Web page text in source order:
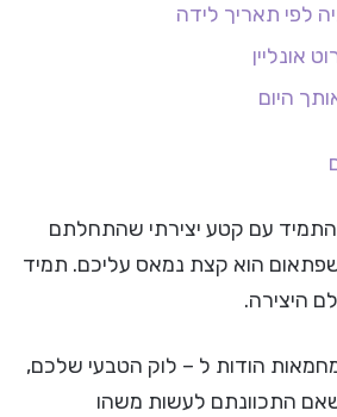
לפי תאריך לידה
אונליין
היום
עם קטע יצירתי שהתחלתם
הוא קצת נמאס עליכם. תמיד
היצירה.
הודות ל – לוק הטבעי שלכם,
התכוונתם לעשות משהו